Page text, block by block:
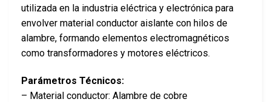
utilizada en la industria eléctrica y electrónica para
envolver material conductor aislante con hilos de
alambre, formando elementos electromagnéticos
como transformadores y motores eléctricos.
Parámetros Técnicos:
– Material conductor: Alambre de cobre